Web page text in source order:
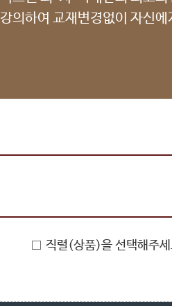
강의하여 교재변경없이 자신
직렬(상품)을 선택해주